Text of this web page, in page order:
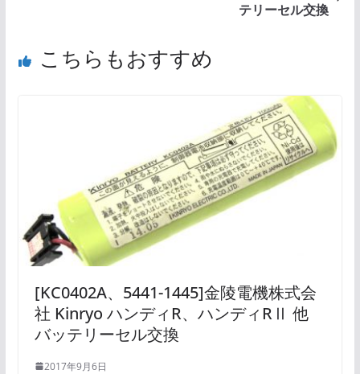
テリーセル交換
こちらもおすすめ
[KC0402A、5441-1445]金陵電機株式会
社 Kinryo ハンディR、ハンディRⅡ 他
バッテリーセル交換
2017年9月6日